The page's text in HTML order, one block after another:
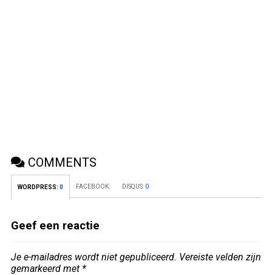
COMMENTS
WORDPRESS: 0 FACEBOOK: DISQUS: 0
Geef een reactie
Je e-mailadres wordt niet gepubliceerd. Vereiste velden zijn
gemarkeerd met *